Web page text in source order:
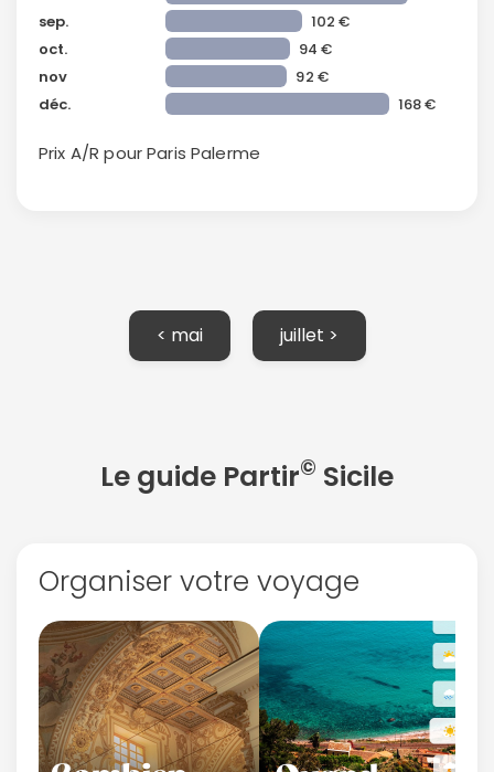
sep.
102 €
oct.
94 €
nov
92 €
déc.
168 €
Prix A/R pour Paris Palerme
< mai juillet >
Le guide Partir© Sicile
Organiser votre voyage
confidentialité.